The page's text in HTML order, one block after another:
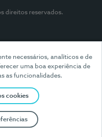
necessários, analíticos e de
uma boa experiência de
as funcionalidades.
cookies
direitos reservados.